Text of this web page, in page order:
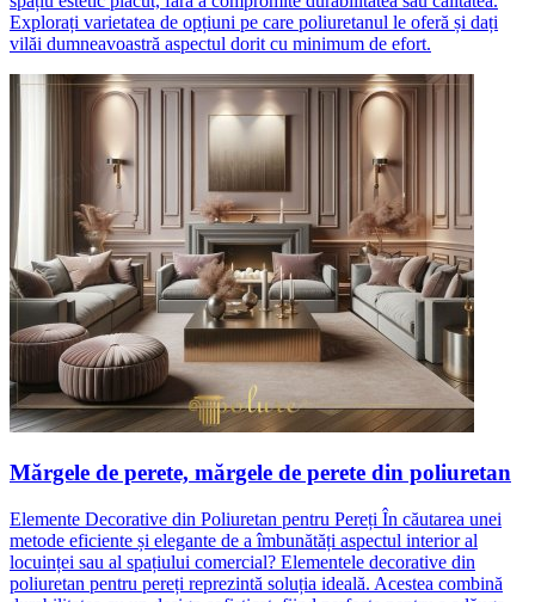
Explorați varietatea de opțiuni pe care poliuretanul le oferă și dați
vilăi dumneavoastră aspectul dorit cu minimum de efort.
Mărgele de perete, mărgele de perete din poliuretan
Elemente Decorative din Poliuretan pentru Pereți În căutarea unei
metode eficiente și elegante de a îmbunătăți aspectul interior al
locuinței sau al spațiului comercial? Elementele decorative din
poliuretan pentru pereți reprezintă soluția ideală. Acestea combină